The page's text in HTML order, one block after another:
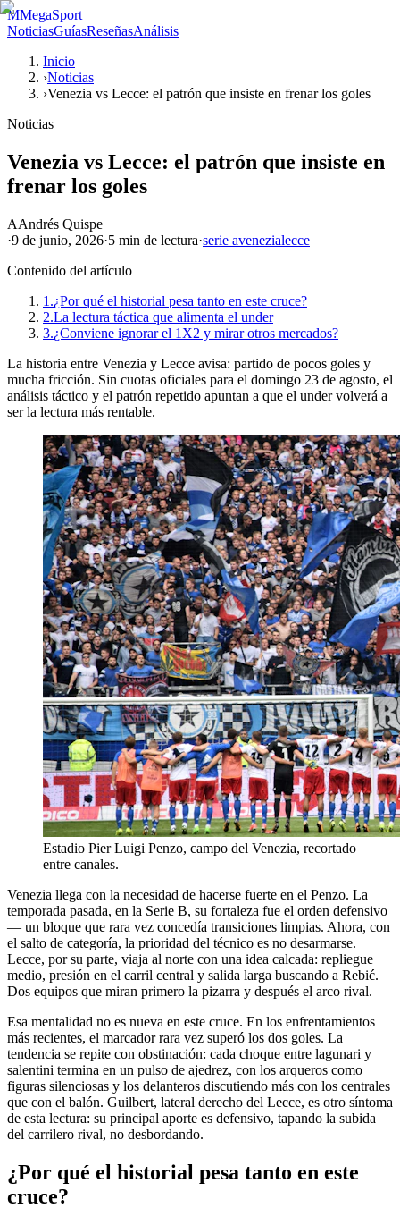
MMegaSport
NoticiasGuíasReseñasAnálisis
Inicio
›Noticias
›Venezia vs Lecce: el patrón que insiste en frenar los goles
Noticias
Venezia vs Lecce: el patrón que insiste en
frenar los goles
AAndrés Quispe
·9 de junio, 2026·5 min de lectura·serie avenezialecce
Contenido del artículo
1.¿Por qué el historial pesa tanto en este cruce?
2.La lectura táctica que alimenta el under
3.¿Conviene ignorar el 1X2 y mirar otros mercados?
La historia entre Venezia y Lecce avisa: partido de pocos goles y
mucha fricción. Sin cuotas oficiales para el domingo 23 de agosto, el
análisis táctico y el patrón repetido apuntan a que el under volverá a
ser la lectura más rentable.
Estadio Pier Luigi Penzo, campo del Venezia, recortado
entre canales.
Venezia llega con la necesidad de hacerse fuerte en el Penzo. La
temporada pasada, en la Serie B, su fortaleza fue el orden defensivo
— un bloque que rara vez concedía transiciones limpias. Ahora, con
el salto de categoría, la prioridad del técnico es no desarmarse.
Lecce, por su parte, viaja al norte con una idea calcada: repliegue
medio, presión en el carril central y salida larga buscando a Rebić.
Dos equipos que miran primero la pizarra y después el arco rival.
Esa mentalidad no es nueva en este cruce. En los enfrentamientos
más recientes, el marcador rara vez superó los dos goles. La
tendencia se repite con obstinación: cada choque entre lagunari y
salentini termina en un pulso de ajedrez, con los arqueros como
figuras silenciosas y los delanteros discutiendo más con los centrales
que con el balón. Guilbert, lateral derecho del Lecce, es otro síntoma
de esta lectura: su principal aporte es defensivo, tapando la subida
del carrilero rival, no desbordando.
¿Por qué el historial pesa tanto en este
cruce?